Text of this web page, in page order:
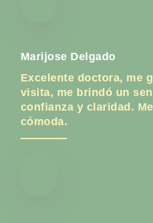
Marijose Delgado
Excelente doctora, me
visita, me brindó un
confianza y claridad.
cómoda.